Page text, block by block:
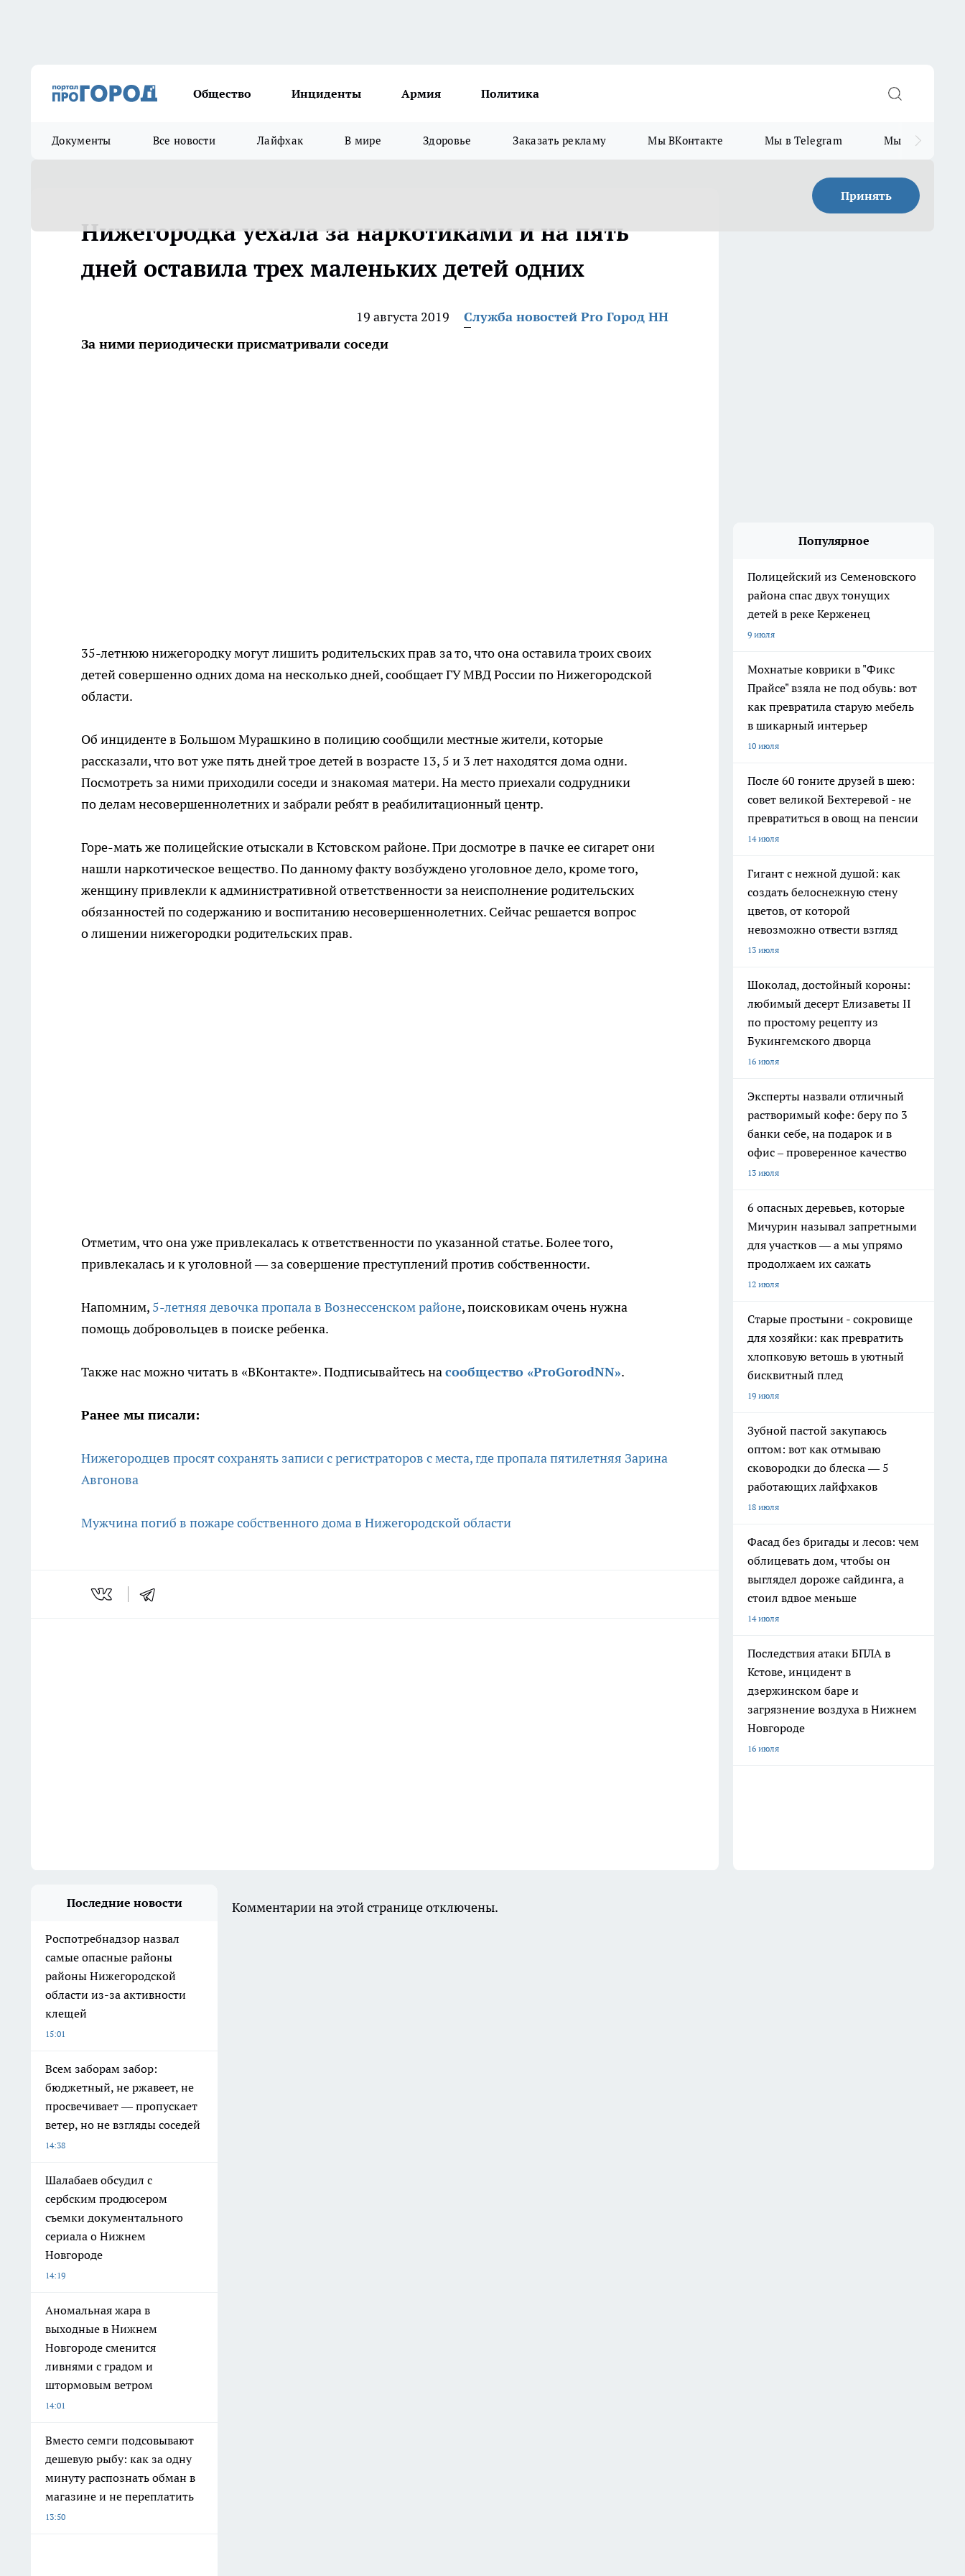
Общество Инциденты Армия Политика
Документы Все новости Лайфхак В мире Здоровье Заказать рекламу Мы ВКонтакте Мы в Telegram Мы в MAX
Принять
Нижегородка уехала за наркотиками и на пять
дней оставила трех маленьких детей одних
19 августа 2019
Служба новостей Pro Город НН
За ними периодически присматривали соседи
35-летнюю нижегородку могут лишить родительских прав за то, что она оставила троих своих
детей совершенно одних дома на несколько дней, сообщает ГУ МВД России по Нижегородской
области.
Об инциденте в Большом Мурашкино в полицию сообщили местные жители, которые
рассказали, что вот уже пять дней трое детей в возрасте 13, 5 и 3 лет находятся дома одни.
Посмотреть за ними приходили соседи и знакомая матери. На место приехали содрудники
по делам несовершеннолетних и забрали ребят в реабилитационный центр.
Горе-мать же полицейские отыскали в Кстовском районе. При досмотре в пачке ее сигарет они
нашли наркотическое вещество. По данному факту возбуждено уголовное дело, кроме того,
женщину привлекли к административной ответственности за неисполнение родительских
обязанностей по содержанию и воспитанию несовершеннолетних. Сейчас решается вопрос
о лишении нижегородки родительских прав.
Отметим, что она уже привлекалась к ответственности по указанной статье. Более того,
привлекалась и к уголовной — за совершение преступлений против собственности.
Напомним, 5-летняя девочка пропала в Вознессенском районе, поисковикам очень нужна
помощь добровольцев в поиске ребенка.
Также нас можно читать в «ВКонтакте». Подписывайтесь насообщество «ProGorodNN».
Ранее мы писали:
Нижегородцев просят сохранять записи с регистраторов с места, где пропала пятилетняя Зарина
Авгонова
Мужчина погиб в пожаре собственного дома в Нижегородской области
Популярное
Полицейский из Семеновского
района спас двух тонущих
детей в реке Керженец
9 июля
Мохнатые коврики в "Фикс
Прайсе" взяла не под обувь: вот
как превратила старую мебель
в шикарный интерьер
10 июля
После 60 гоните друзей в шею:
совет великой Бехтеревой - не
превратиться в овощ на пенсии
14 июля
Гигант с нежной душой: как
создать белоснежную стену
цветов, от которой
невозможно отвести взгляд
13 июля
Шоколад, достойный короны:
любимый десерт Елизаветы II
по простому рецепту из
Букингемского дворца
16 июля
Эксперты назвали отличный
растворимый кофе: беру по 3
банки себе, на подарок и в
офис – проверенное качество
13 июля
6 опасных деревьев, которые
Мичурин называл запретными
для участков — а мы упрямо
продолжаем их сажать
12 июля
Старые простыни - сокровище
для хозяйки: как превратить
хлопковую ветошь в уютный
бисквитный плед
19 июля
Зубной пастой закупаюсь
оптом: вот как отмываю
сковородки до блеска — 5
работающих лайфхаков
18 июля
Фасад без бригады и лесов: чем
облицевать дом, чтобы он
выглядел дороже сайдинга, а
стоил вдвое меньше
14 июля
Последствия атаки БПЛА в
Кстове, инцидент в
дзержинском баре и
загрязнение воздуха в Нижнем
Новгороде
16 июля
Последние новости
Роспотребнадзор назвал
самые опасные районы
районы Нижегородской
области из-за активности
клещей
15:01
Всем заборам забор:
бюджетный, не ржавеет, не
просвечивает — пропускает
ветер, но не взгляды соседей
14:38
Шалабаев обсудил с
сербским продюсером
съемки документального
сериала о Нижнем
Новгороде
14:19
Аномальная жара в
выходные в Нижнем
Новгороде сменится
ливнями с градом и
штормовым ветром
14:01
Вместо семги подсовывают
дешевую рыбу: как за одну
минуту распознать обман в
магазине и не переплатить
13:50
Комментарии на этой странице отключены.